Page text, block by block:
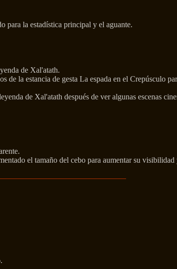
para la estadística principal y el aguante.
de Xal'atath.
la estancia de gesta La espada en el Crepúsculo
de Xal'atath después de ver algunas escenas
el tamaño del cebo para aumentar su visibilidad